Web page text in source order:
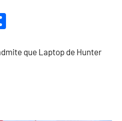
que Laptop de Hunter